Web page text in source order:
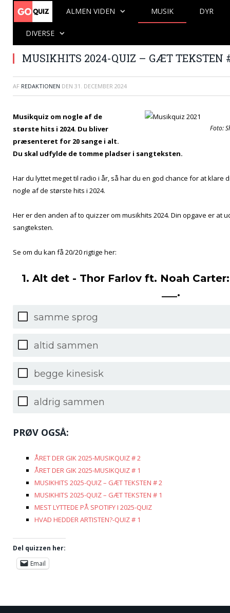
ALMEN VIDEN MUSIK DYR
DIVERSE
MUSIKHITS 2024-QUIZ – GÆT TEKSTEN
AF REDAKTIONEN DEN 31. DECEMBER 2024
Foto:
Musikquiz om nogle af de
største hits i 2024. Du bliver
præsenteret for 20 sange i alt.
Du skal udfylde de tomme pladser i sangteksten.
Har du lyttet meget til radio i år, så har du en god chance for at klare
nogle af de største hits i 2024.
Her er den anden af to quizzer om musikhits 2024. Din opgave er at
sangteksten.
Se om du kan få 20/20 rigtige her:
1. Alt det - Thor Farlov ft. Noah
___.
samme sprog
altid sammen
begge kinesisk
aldrig sammen
PRØV OGSÅ:
ÅRET DER GIK 2025-MUSIKQUIZ # 2
ÅRET DER GIK 2025-MUSIKQUIZ # 1
MUSIKHITS 2025-QUIZ – GÆT TEKSTEN # 2
MUSIKHITS 2025-QUIZ – GÆT TEKSTEN # 1
MEST LYTTEDE PÅ SPOTIFY I 2025-QUIZ
HVAD HEDDER ARTISTEN?-QUIZ # 1
Del quizzen her:
Email